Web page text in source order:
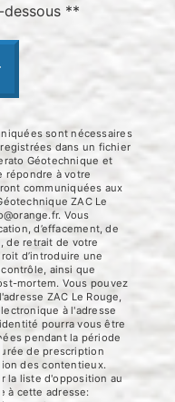
**
sont nécessaires
dans un fichier
Géotechnique et
répondre à votre
communiquées aux
ZAC Le
Vous
d’effacement, de
de retrait de votre
d’introduire une
ainsi que
mortem. Vous pouvez
ZAC Le Rouge,
à l'adresse
pourra vous être
pendant la période
de prescription
des contentieux.
la liste d'opposition au
à cette adresse: